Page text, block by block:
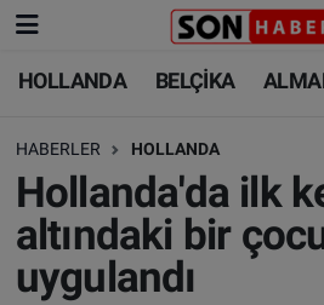
HOLLANDA BELÇİKA
HABERLER HOLLANDA
Hollanda'da ilk
altındaki bir
uygulandı
HOLLANDA
BELÇİKA
ALMANYA
FRANSA
HOLLANDA
BELÇİKA
ALMANYA
TÜRKİYE
Nöbetçi Eczaneler
Hava Durumu
Trafik Durumu
Süper Lig Puan Durumu ve